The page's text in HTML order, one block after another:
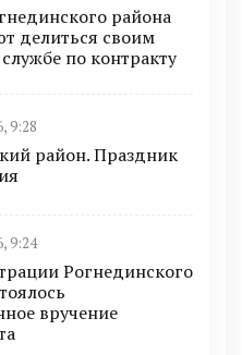
района
делиться своим
по контракту
9:28
район. Праздник
9:24
Рогнединского
вручение